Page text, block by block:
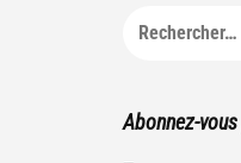
Rechercher :
Abonnez-